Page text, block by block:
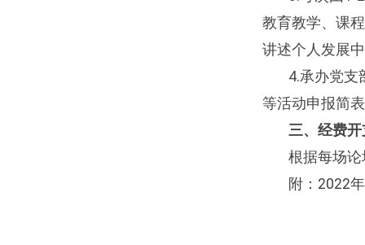
教育教学、课
讲述个人发展
4.承办党支
等活动申报简
三、经费
根据每场
附： 2022